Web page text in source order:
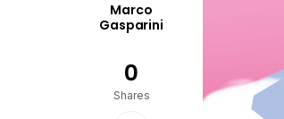
Marco
Gasparini
0
Shares